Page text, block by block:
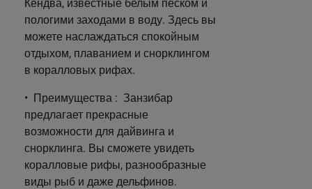
Кендва, известные белым песком и
пологими заходами в воду. Здесь вы
можете наслаждаться спокойным
отдыхом, плаванием и снорклингом
в коралловых рифах.
• Преимущества : Занзибар
предлагает прекрасные
возможности для дайвинга и
снорклинга. Вы сможете увидеть
коралловые рифы, разнообразные
виды рыб и даже дельфинов.